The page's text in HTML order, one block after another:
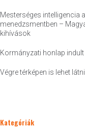
Mesterséges intelligencia
menedzsmentben –
kihívások
Kormányzati honlap
Végre térképen is lehet
Kategóriák